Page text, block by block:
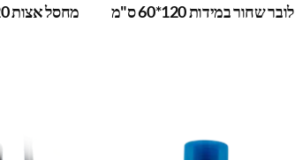
לובר שחור במידות 120*60 ס"מ